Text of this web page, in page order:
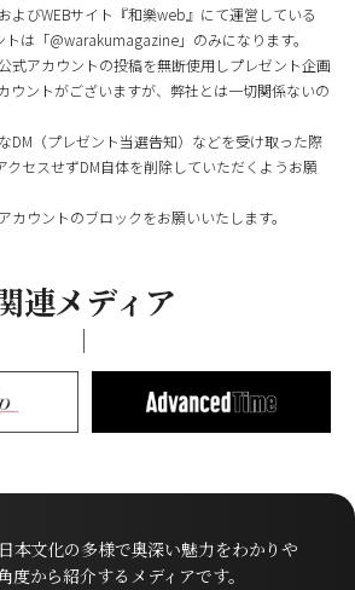
よびWEBサイト『和樂web』にて運営している
は「@warakumagazine」のみになります。
式アカウントの投稿を無断使用しプレゼント企画
ウントがございますが、弊社とは一切関係ないの
DM（プレゼント当選告知）などを受け取った際
クセスせずDM自体を削除していただくようお願
カウントのブロックをお願いいたします。
連メディア
本文化の多様で奥深い魅力をわかりや
度から紹介するメディアです。